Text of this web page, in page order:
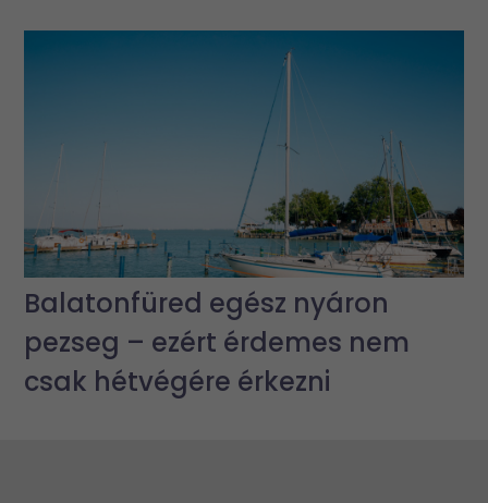
Balatonfüred egész nyáron
pezseg – ezért érdemes nem
csak hétvégére érkezni